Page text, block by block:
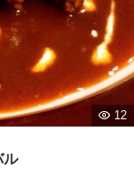
12
ル